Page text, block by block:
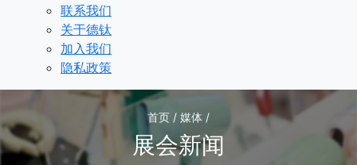
联系我们
关于德钛
加入我们
隐私政策
首页 / 媒体 /
展会新闻